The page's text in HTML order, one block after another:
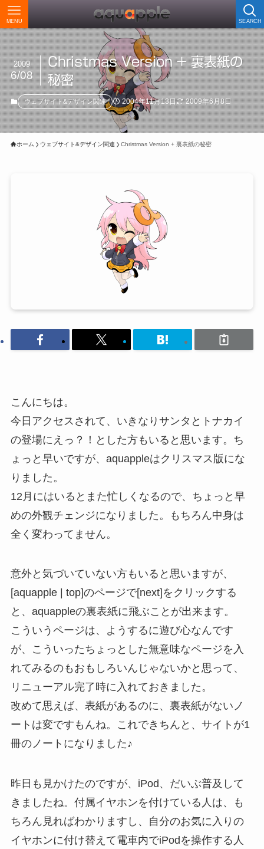
SEARCH
MENU
Christmas Version + 裏表紙の
秘密
2009
6/08
ウェブサイト&デザイン関連 2004年11月13日 2009年6月8日
ホーム ウェブサイト&デザイン関連 Christmas Version + 裏表紙の秘密
こんにちは。
今日アクセスされて、いきなりサンタとトナカイ
の登場にえっ？！とした方もいると思います。ち
ょっと早いですが、aquappleはクリスマス版にな
りました。
12月にはいるとまた忙しくなるので、ちょっと早
めの外観チェンジになりました。もちろん中身は
全く変わってません。
意外と気づいていない方もいると思いますが、
[aquapple | top]のページで[next]をクリックする
と、aquappleの裏表紙に飛ぶことが出来ます。
こういうページは、ようするに遊び心なんです
が、こういったちょっとした無意味なページを入
れてみるのもおもしろいんじゃないかと思って、
リニューアル完了時に入れておきました。
改めて思えば、表紙があるのに、裏表紙がないノ
ートは変ですもんね。これできちんと、サイトが1
冊のノートになりました♪
昨日も見かけたのですが、iPod、だいぶ普及して
きましたね。付属イヤホンを付けている人は、も
ちろん見ればわかりますし、自分のお気に入りの
イヤホンに付け替えて電車内でiPodを操作する人